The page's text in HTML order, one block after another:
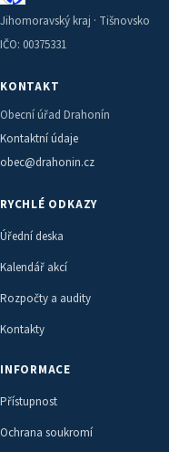
Jihomoravský kraj · Tišnovsko
IČO: 00375331
KONTAKT
Obecní úřad Drahonín
Kontaktní údaje
obec@drahonin.cz
RYCHLÉ ODKAZY
Úřední deska
Kalendář akcí
Rozpočty a audity
Kontakty
INFORMACE
Přístupnost
Ochrana soukromí